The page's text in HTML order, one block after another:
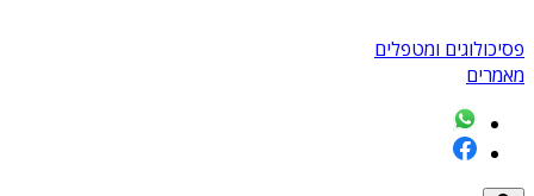
פסיכולוגים ומטפלים
מאמרים